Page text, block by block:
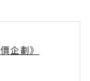
企劃》